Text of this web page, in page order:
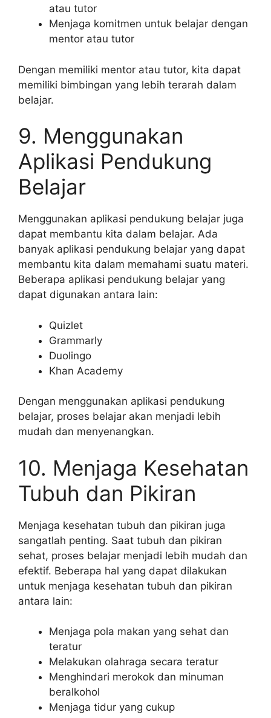
atau tutor
Menjaga komitmen untuk belajar dengan
mentor atau tutor
Dengan memiliki mentor atau tutor, kita dapat
memiliki bimbingan yang lebih terarah dalam
belajar.
9. Menggunakan
Aplikasi Pendukung
Belajar
Menggunakan aplikasi pendukung belajar juga
dapat membantu kita dalam belajar. Ada
banyak aplikasi pendukung belajar yang dapat
membantu kita dalam memahami suatu materi.
Beberapa aplikasi pendukung belajar yang
dapat digunakan antara lain:
Quizlet
Grammarly
Duolingo
Khan Academy
Dengan menggunakan aplikasi pendukung
belajar, proses belajar akan menjadi lebih
mudah dan menyenangkan.
10. Menjaga Kesehatan
Tubuh dan Pikiran
Menjaga kesehatan tubuh dan pikiran juga
sangatlah penting. Saat tubuh dan pikiran
sehat, proses belajar menjadi lebih mudah dan
efektif. Beberapa hal yang dapat dilakukan
untuk menjaga kesehatan tubuh dan pikiran
antara lain:
Menjaga pola makan yang sehat dan
teratur
Melakukan olahraga secara teratur
Menghindari merokok dan minuman
beralkohol
Menjaga tidur yang cukup